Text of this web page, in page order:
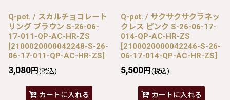
Q-pot. / スカルチョコレート
リング ブラウン S-26-06-
17-011-QP-AC-HR-ZS
[2100020000042248-S-26-
06-17-011-QP-AC-HR-ZS]
3,080円 (税込)
カートに入れる
Q-pot. / サクサクサクラネッ
クレス ピンク S-26-06-17-
014-QP-AC-HR-ZS
[2100020000042246-S-26-
06-17-014-QP-AC-HR-ZS]
5,500円 (税込)
カートに入れる